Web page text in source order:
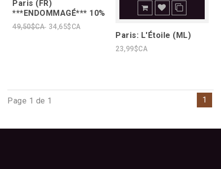
Paris (FR)
***ENDOMMAGÉ*** 10%
49,50$CA 34,65$CA
Paris: L'Étoile (ML)
23,99$CA
Page 1 de 1 1